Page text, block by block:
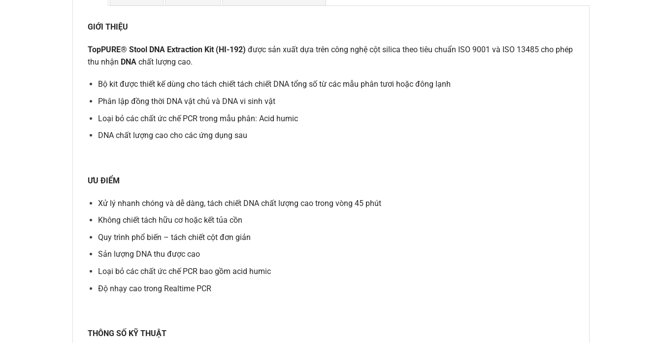
GIỚI THIỆU
TopPURE® Stool DNA Extraction Kit (HI-192) được sản xuất dựa trên công nghệ cột silica theo tiêu chuẩn ISO 9001 và ISO 13485 cho phép
thu nhận DNA chất lượng cao.
Bộ kit được thiết kế dùng cho tách chiết tách chiết DNA tổng số từ các mẫu phân tươi hoặc đông lạnh
Phân lập đồng thời DNA vật chủ và DNA vi sinh vật
Loại bỏ các chất ức chế PCR trong mẫu phân: Acid humic
DNA chất lượng cao cho các ứng dụng sau
ƯU ĐIỂM
Xử lý nhanh chóng và dễ dàng, tách chiết DNA chất lượng cao trong vòng 45 phút
Không chiết tách hữu cơ hoặc kết tủa cồn
Quy trình phổ biến – tách chiết cột đơn giản
Sản lượng DNA thu được cao
Loại bỏ các chất ức chế PCR bao gồm acid humic
Độ nhạy cao trong Realtime PCR
THÔNG SỐ KỸ THUẬT